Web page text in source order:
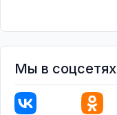
Мы в соцсетях